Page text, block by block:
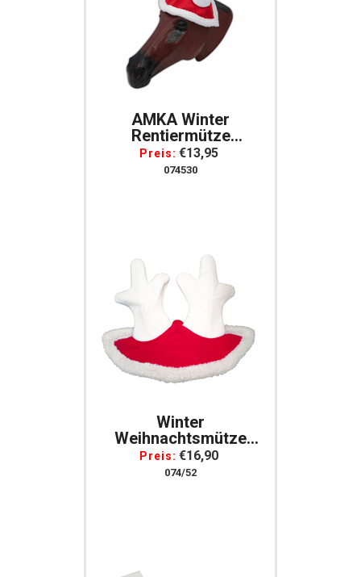
AMKA Winter
Rentiermütze
Weihnachten Pferde
Rentiergeweih
Preis: €13,95
074530
Winter
Weihnachtsmütze
Pferde Mit
Rentiergeweih
Preis: €16,90
074/52